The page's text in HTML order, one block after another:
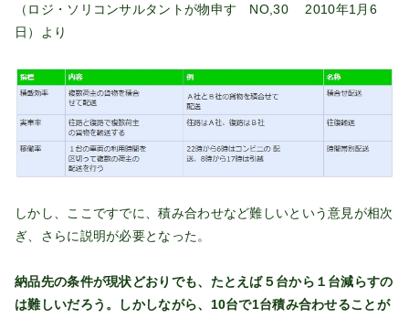
（ロジ・ソリコンサルタントが物申す NO,30 2010年1月6
日）より
しかし、ここですでに、積み合わせなど難しいという意見が相次
ぎ、さらに説明が必要となった。
納品先の条件が現状どおりでも、たとえば５台から１台減らすの
は難しいだろう。しかしながら、10台で1台積み合わせることが